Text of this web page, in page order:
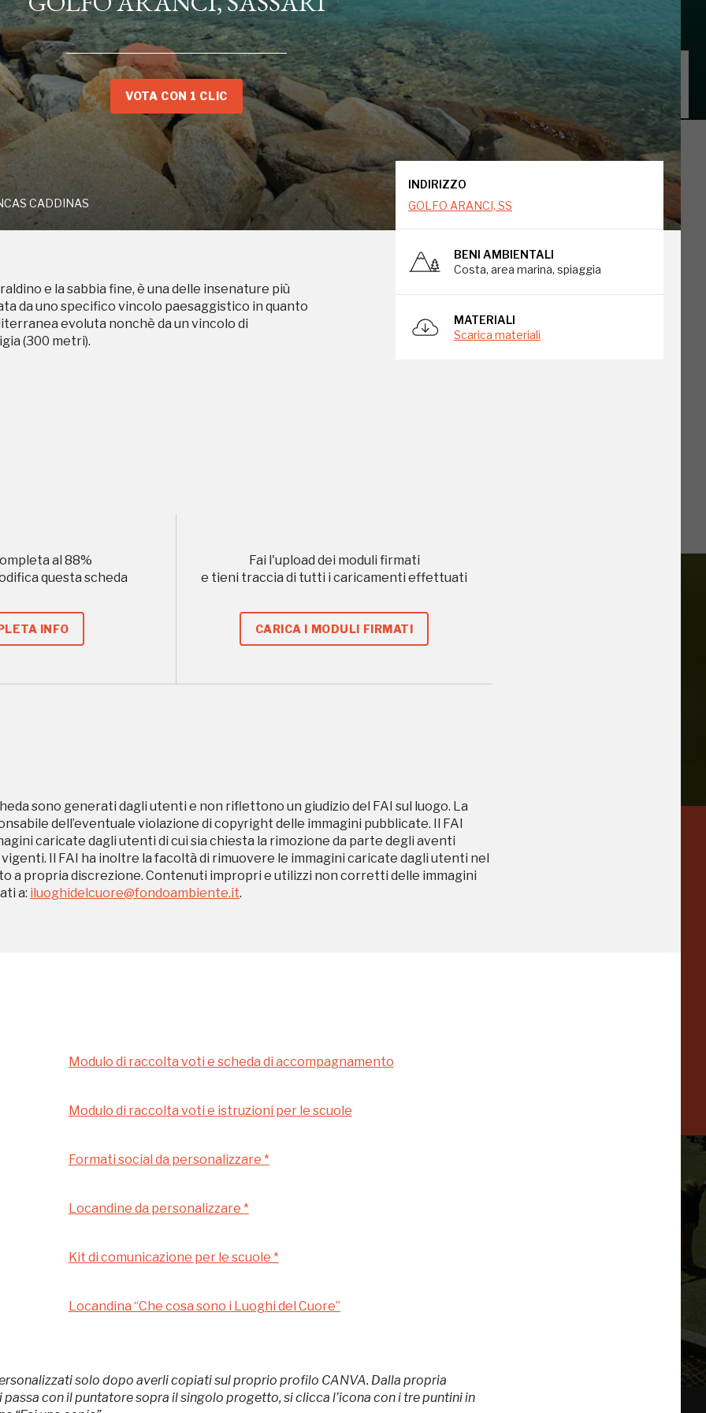
VOTA CON 1 CLIC
CADDINAS
INDIRIZZO
GOLFO ARANCI, SS
BENI AMBIENTALI
Costa, area marina, spiaggia
MATERIALI
Scarica materiali
e la sabbia fine, è una delle insenature più
da uno specifico vincolo paesaggistico in quanto
evoluta nonchè da un vincolo di
(300 metri).
al 88%
questa scheda
INFO
Fai l'upload dei moduli firmati
e tieni traccia di tutti i caricamenti effettuati
CARICA I MODULI FIRMATI
sono generati dagli utenti e non riflettono un giudizio del FAI sul luogo. La
dell’eventuale violazione di copyright delle immagini pubblicate. Il FAI
caricate dagli utenti di cui sia chiesta la rimozione da parte degli aventi
Il FAI ha inoltre la facoltà di rimuovere le immagini caricate dagli utenti nel
a propria discrezione. Contenuti impropri e utilizzi non corretti delle immagini
a: iluoghidelcuore@fondoambiente.it.
Modulo di raccolta voti e scheda di accompagnamento
Modulo di raccolta voti e istruzioni per le scuole
Formati social da personalizzare *
Locandine da personalizzare *
Kit di comunicazione per le scuole *
Locandina “Che cosa sono i Luoghi del Cuore”
solo dopo averli copiati sul proprio profilo CANVA. Dalla propria
passa con il puntatore sopra il singolo progetto, si clicca l’icona con i tre puntini in
CONCAS CADDINAS
INDIRIZZO
GOLFO ARANCI, SS
e la sabbia fine, è una delle insenature più
da uno specifico vincolo paesaggistico in quanto
evoluta nonchè da un vincolo di
(300 metri).
2016, 2018, 2020, 2022
Museo Cappella
Sansevero
Napoli
-25%
Pinacoteca
Agnelli
Gallerie d’Italia -20%
questo non sarebbe possibile senza di te
Milano